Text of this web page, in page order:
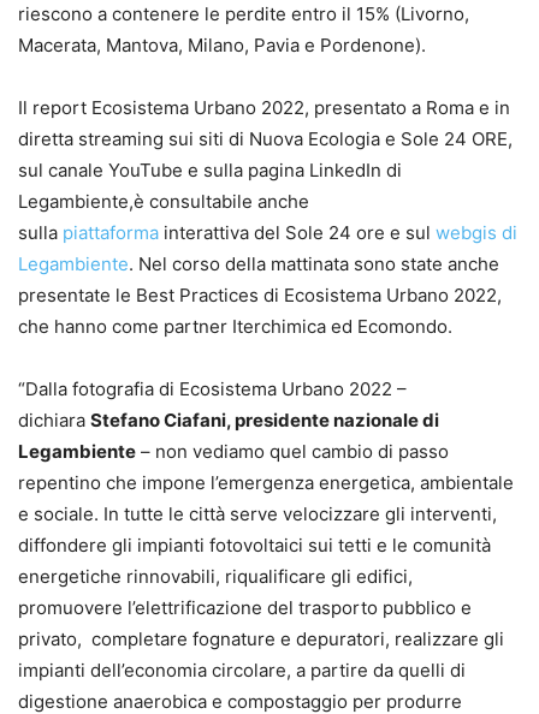
riescono a contenere le perdite entro il 15% (Livorno,
Macerata, Mantova, Milano, Pavia e Pordenone).
Il report Ecosistema Urbano 2022, presentato a Roma e in
diretta streaming sui siti di Nuova Ecologia e Sole 24 ORE,
sul canale YouTube e sulla pagina LinkedIn di
Legambiente,è consultabile anche
sulla piattaforma interattiva del Sole 24 ore e sul webgis di
Legambiente. Nel corso della mattinata sono state anche
presentate le Best Practices di Ecosistema Urbano 2022,
che hanno come partner Iterchimica ed Ecomondo.
“Dalla fotografia di Ecosistema Urbano 2022 –
dichiara Stefano Ciafani, presidente nazionale di
Legambiente – non vediamo quel cambio di passo
repentino che impone l’emergenza energetica, ambientale
e sociale. In tutte le città serve velocizzare gli interventi,
diffondere gli impianti fotovoltaici sui tetti e le comunità
energetiche rinnovabili, riqualificare gli edifici,
promuovere l’elettrificazione del trasporto pubblico e
privato, completare fognature e depuratori, realizzare gli
impianti dell’economia circolare, a partire da quelli di
digestione anaerobica e compostaggio per produrre